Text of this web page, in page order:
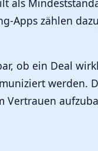
als
Apps zählen
ob ein Deal
werden.